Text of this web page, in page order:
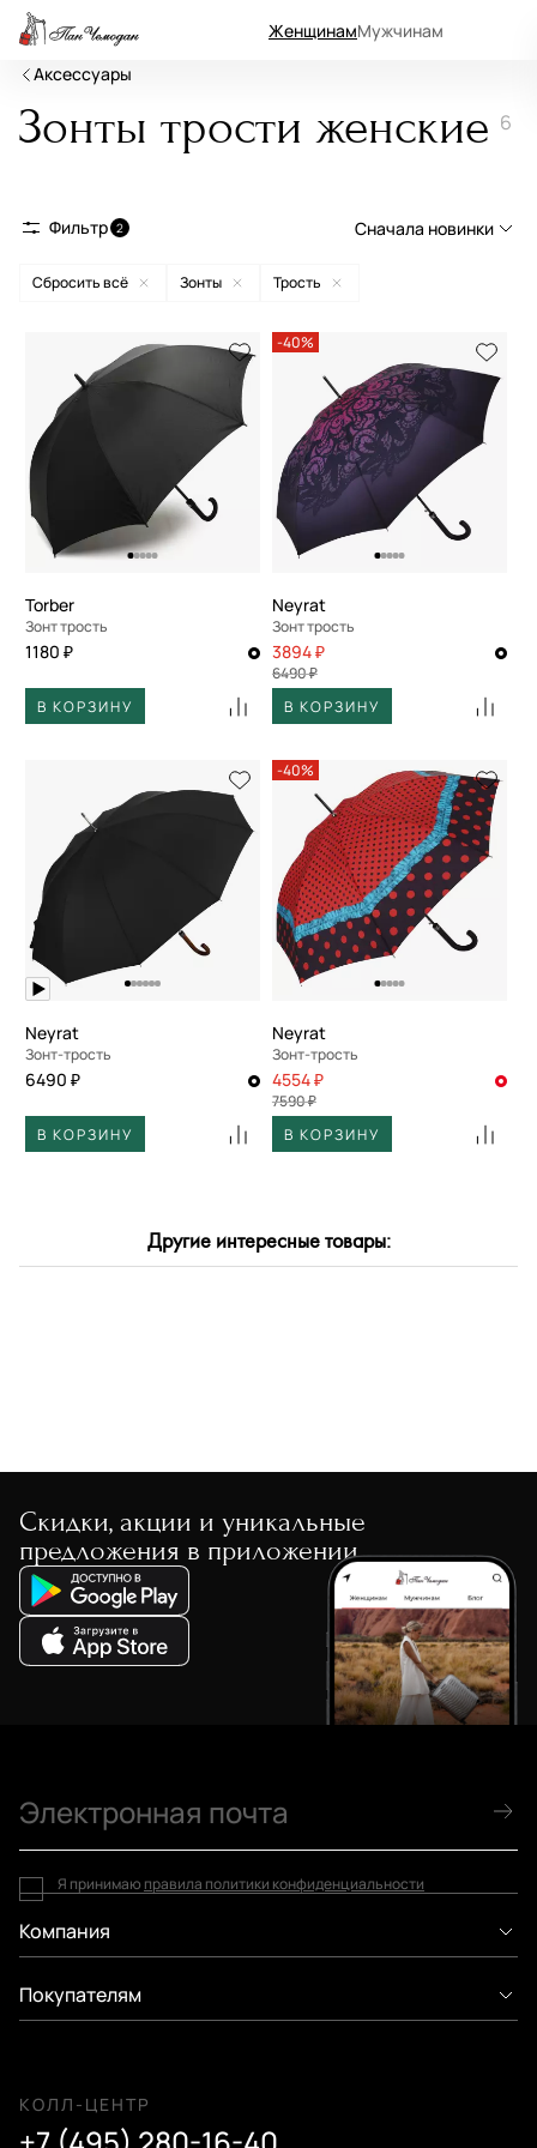
ЖенщинамМужчинам
Аксессуары
Зонты трости женские 6
Фильтр 2 Сначала новинки
Сначала новинки
Сначала популярные
По возрастанию цены
По убыванию цены
По размеру скидки
По скорости доставки
Сбросить всё Зонты Трость
Torber
Зонт трость
1180 ₽
В КОРЗИНУ
-40%
Neyrat
Зонт трость
3894 ₽
6490 ₽
В КОРЗИНУ
Neyrat
Зонт-трость
6490 ₽
В КОРЗИНУ
-40%
Neyrat
Зонт-трость
4554 ₽
7590 ₽
В КОРЗИНУ
Другие интересные товары:
Скидки, акции и уникальные
предложения в приложении
Компания
Покупателям
КОЛЛ-ЦЕНТР
Я принимаю правила политики конфиденциальности